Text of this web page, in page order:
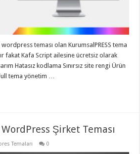
teması olan KurumsalPRESS tema
fakat Kafa Script ailesine ücretsiz olarak
Hatasız kodlama Sınırsız site rengi Ürün
tema yönetim …
Şirket Teması
Temaları 0